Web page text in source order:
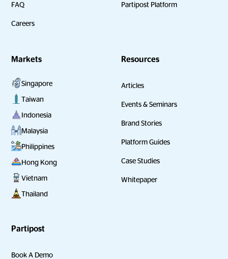
FAQ
Careers
Partipost Platform
Markets
Singapore
Taiwan
Indonesia
Malaysia
Philippines
Hong Kong
Vietnam
Thailand
Resources
Articles
Events & Seminars
Brand Stories
Platform Guides
Case Studies
Whitepaper
Partipost
Book A Demo